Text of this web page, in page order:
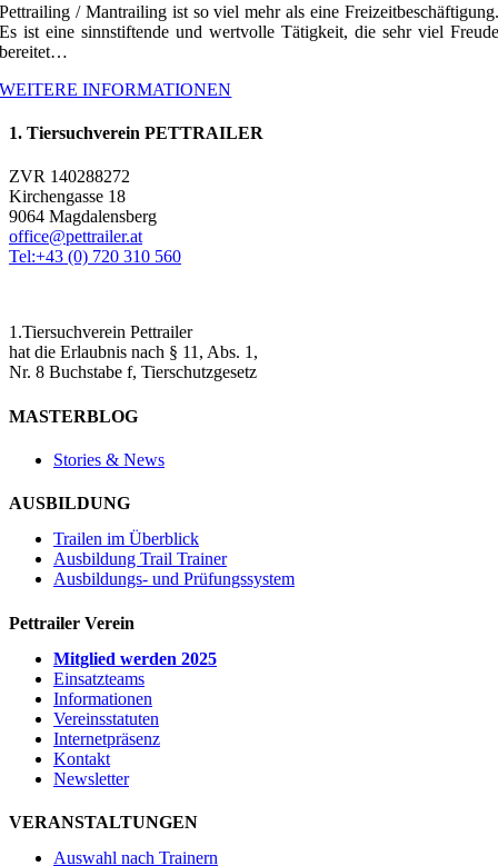
Pettrailing / Mantrailing ist so viel mehr als eine Freizeitbeschäftigung.
Es ist eine sinnstiftende und wertvolle Tätigkeit, die sehr viel Freude
bereitet…
WEITERE INFORMATIONEN
1. Tiersuchverein PETTRAILER
ZVR 140288272
Kirchengasse 18
9064 Magdalensberg
office@pettrailer.at
Tel:+43 (0) 720 310 560
1.Tiersuchverein Pettrailer
hat die Erlaubnis nach § 11, Abs. 1,
Nr. 8 Buchstabe f, Tierschutzgesetz
MASTERBLOG
Stories & News
AUSBILDUNG
Trailen im Überblick
Ausbildung Trail Trainer
Ausbildungs- und Prüfungssystem
Pettrailer Verein
Mitglied werden 2025
Einsatzteams
Informationen
Vereinsstatuten
Internetpräsenz
Kontakt
Newsletter
VERANSTALTUNGEN
Auswahl nach Trainern